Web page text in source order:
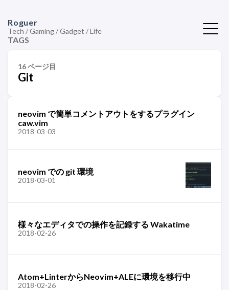
Roguer
Tech / Gaming / Gadget / Life
TAGS
16 ページ目
Git
neovim で簡単コメントアウトをするプラグイン
caw.vim
2018-03-03
neovim での git 環境
2018-03-01
様々なエディタでの操作を記録する Wakatime
2018-02-26
Atom+LinterからNeovim+ALEに環境を移行中
2018-02-26